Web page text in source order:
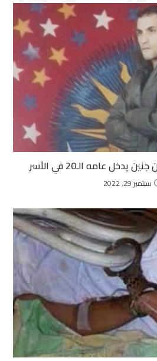
عامه الـ20 في الأسر
سبتمبر 29, 2022